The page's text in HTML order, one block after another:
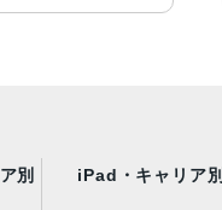
別 iPad・キャリア別